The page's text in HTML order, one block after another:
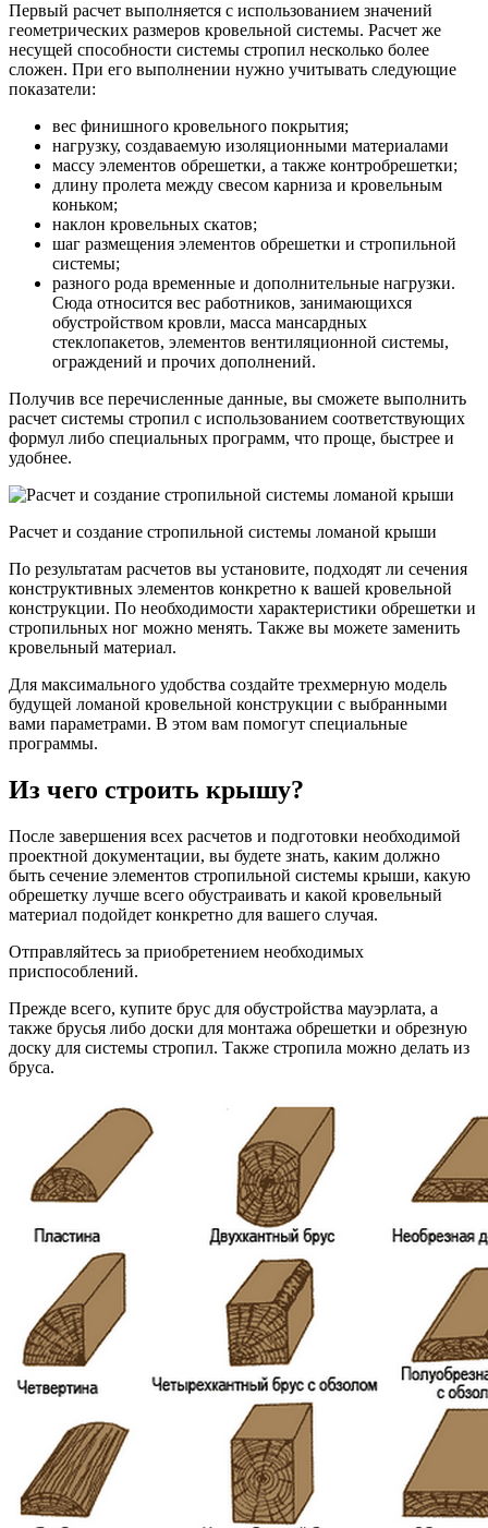
Первый расчет выполняется с использованием значений
геометрических размеров кровельной системы. Расчет же
несущей способности системы стропил несколько более
сложен. При его выполнении нужно учитывать следующие
показатели:
вес финишного кровельного покрытия;
нагрузку, создаваемую изоляционными материалами
массу элементов обрешетки, а также контробрешетки;
длину пролета между свесом карниза и кровельным
коньком;
наклон кровельных скатов;
шаг размещения элементов обрешетки и стропильной
системы;
разного рода временные и дополнительные нагрузки.
Сюда относится вес работников, занимающихся
обустройством кровли, масса мансардных
стеклопакетов, элементов вентиляционной системы,
ограждений и прочих дополнений.
Получив все перечисленные данные, вы сможете выполнить
расчет системы стропил с использованием соответствующих
формул либо специальных программ, что проще, быстрее и
удобнее.
Расчет и создание стропильной системы ломаной крыши
По результатам расчетов вы установите, подходят ли сечения
конструктивных элементов конкретно к вашей кровельной
конструкции. По необходимости характеристики обрешетки и
стропильных ног можно менять. Также вы можете заменить
кровельный материал.
Для максимального удобства создайте трехмерную модель
будущей ломаной кровельной конструкции с выбранными
вами параметрами. В этом вам помогут специальные
программы.
Из чего строить крышу?
После завершения всех расчетов и подготовки необходимой
проектной документации, вы будете знать, каким должно
быть сечение элементов стропильной системы крыши, какую
обрешетку лучше всего обустраивать и какой кровельный
материал подойдет конкретно для вашего случая.
Отправляйтесь за приобретением необходимых
приспособлений.
Прежде всего, купите брус для обустройства мауэрлата, а
также брусья либо доски для монтажа обрешетки и обрезную
доску для системы стропил. Также стропила можно делать из
бруса.